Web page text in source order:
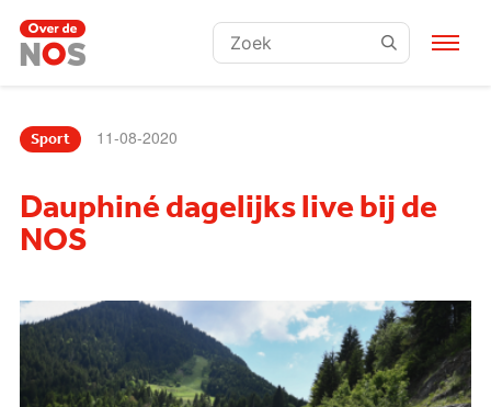
Zoeken:
Sport 11-08-2020
Dauphiné dagelijks live bij de
NOS